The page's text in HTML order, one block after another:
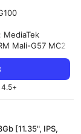
MediaTek
Mali-G57 MC2
4.5+
[11.35", IPS,